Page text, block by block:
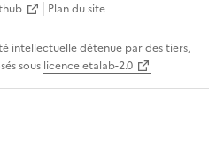
Plan du site
intellectuelle détenue par des tiers,
sous licence etalab-2.0